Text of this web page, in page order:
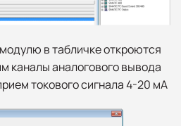
в табличке откроются
каналы аналогового вывода
токового сигнала 4-20 мА